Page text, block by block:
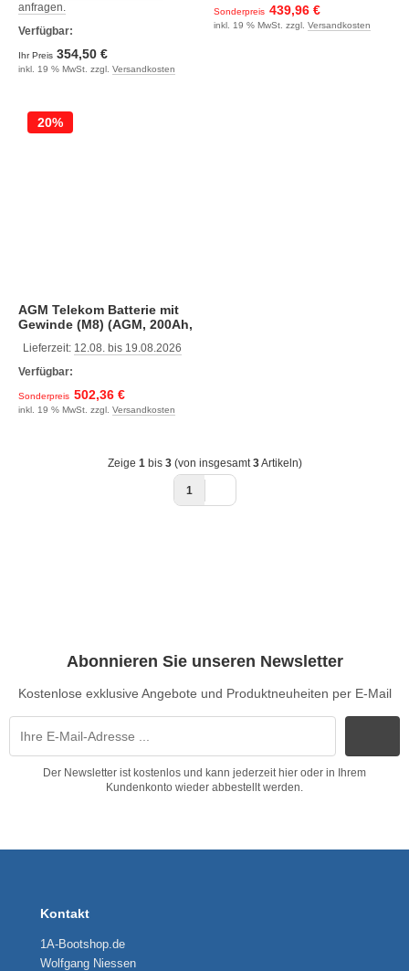
anfragen.
Verfügbar:
Ihr Preis 354,50 €
inkl. 19 % MwSt. zzgl. Versandkosten
Sonderpreis 439,96 €
inkl. 19 % MwSt. zzgl. Versandkosten
AGM Telekom Batterie mit
Gewinde (M8) (AGM, 200Ah,
Lieferzeit: 12.08. bis 19.08.2026
Verfügbar:
Sonderpreis 502,36 €
20%
inkl. 19 % MwSt. zzgl. Versandkosten
Zeige 1bis 3(von insgesamt3Artikeln)
1
Abonnieren Sie unseren Newsletter
Kostenlose exklusive Angebote und Produktneuheiten per E-Mail
Der Newsletter ist kostenlos und kann jederzeit hier oder in Ihrem
Kundenkonto wieder abbestellt werden.
Kontakt
1A-Bootshop.de
Wolfgang Niessen